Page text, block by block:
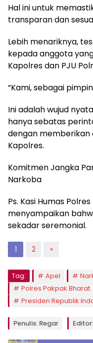
Hal ini untuk
transparan dan
Lebih menariknya,
kepada anggota
Kapolres dan PJU
“Kami, sebagai
Ini adalah wujud
hanya sebatas
dengan memberikan
Kapolres.
Komitmen Jangka
Narkoba
Ps. Kasi Humas
menyampaikan
sekadar seremonial.
1 2 »
Tag: Apel
Polres Pakpak Bharat
Presiden Republik
Penulis: Regar